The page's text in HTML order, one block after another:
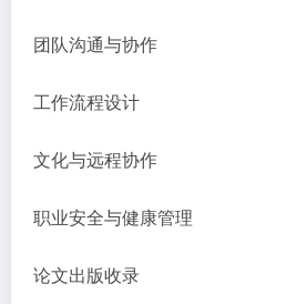
团队沟通与协作
工作流程设计
文化与远程协作
职业安全与健康管理
论文出版收录